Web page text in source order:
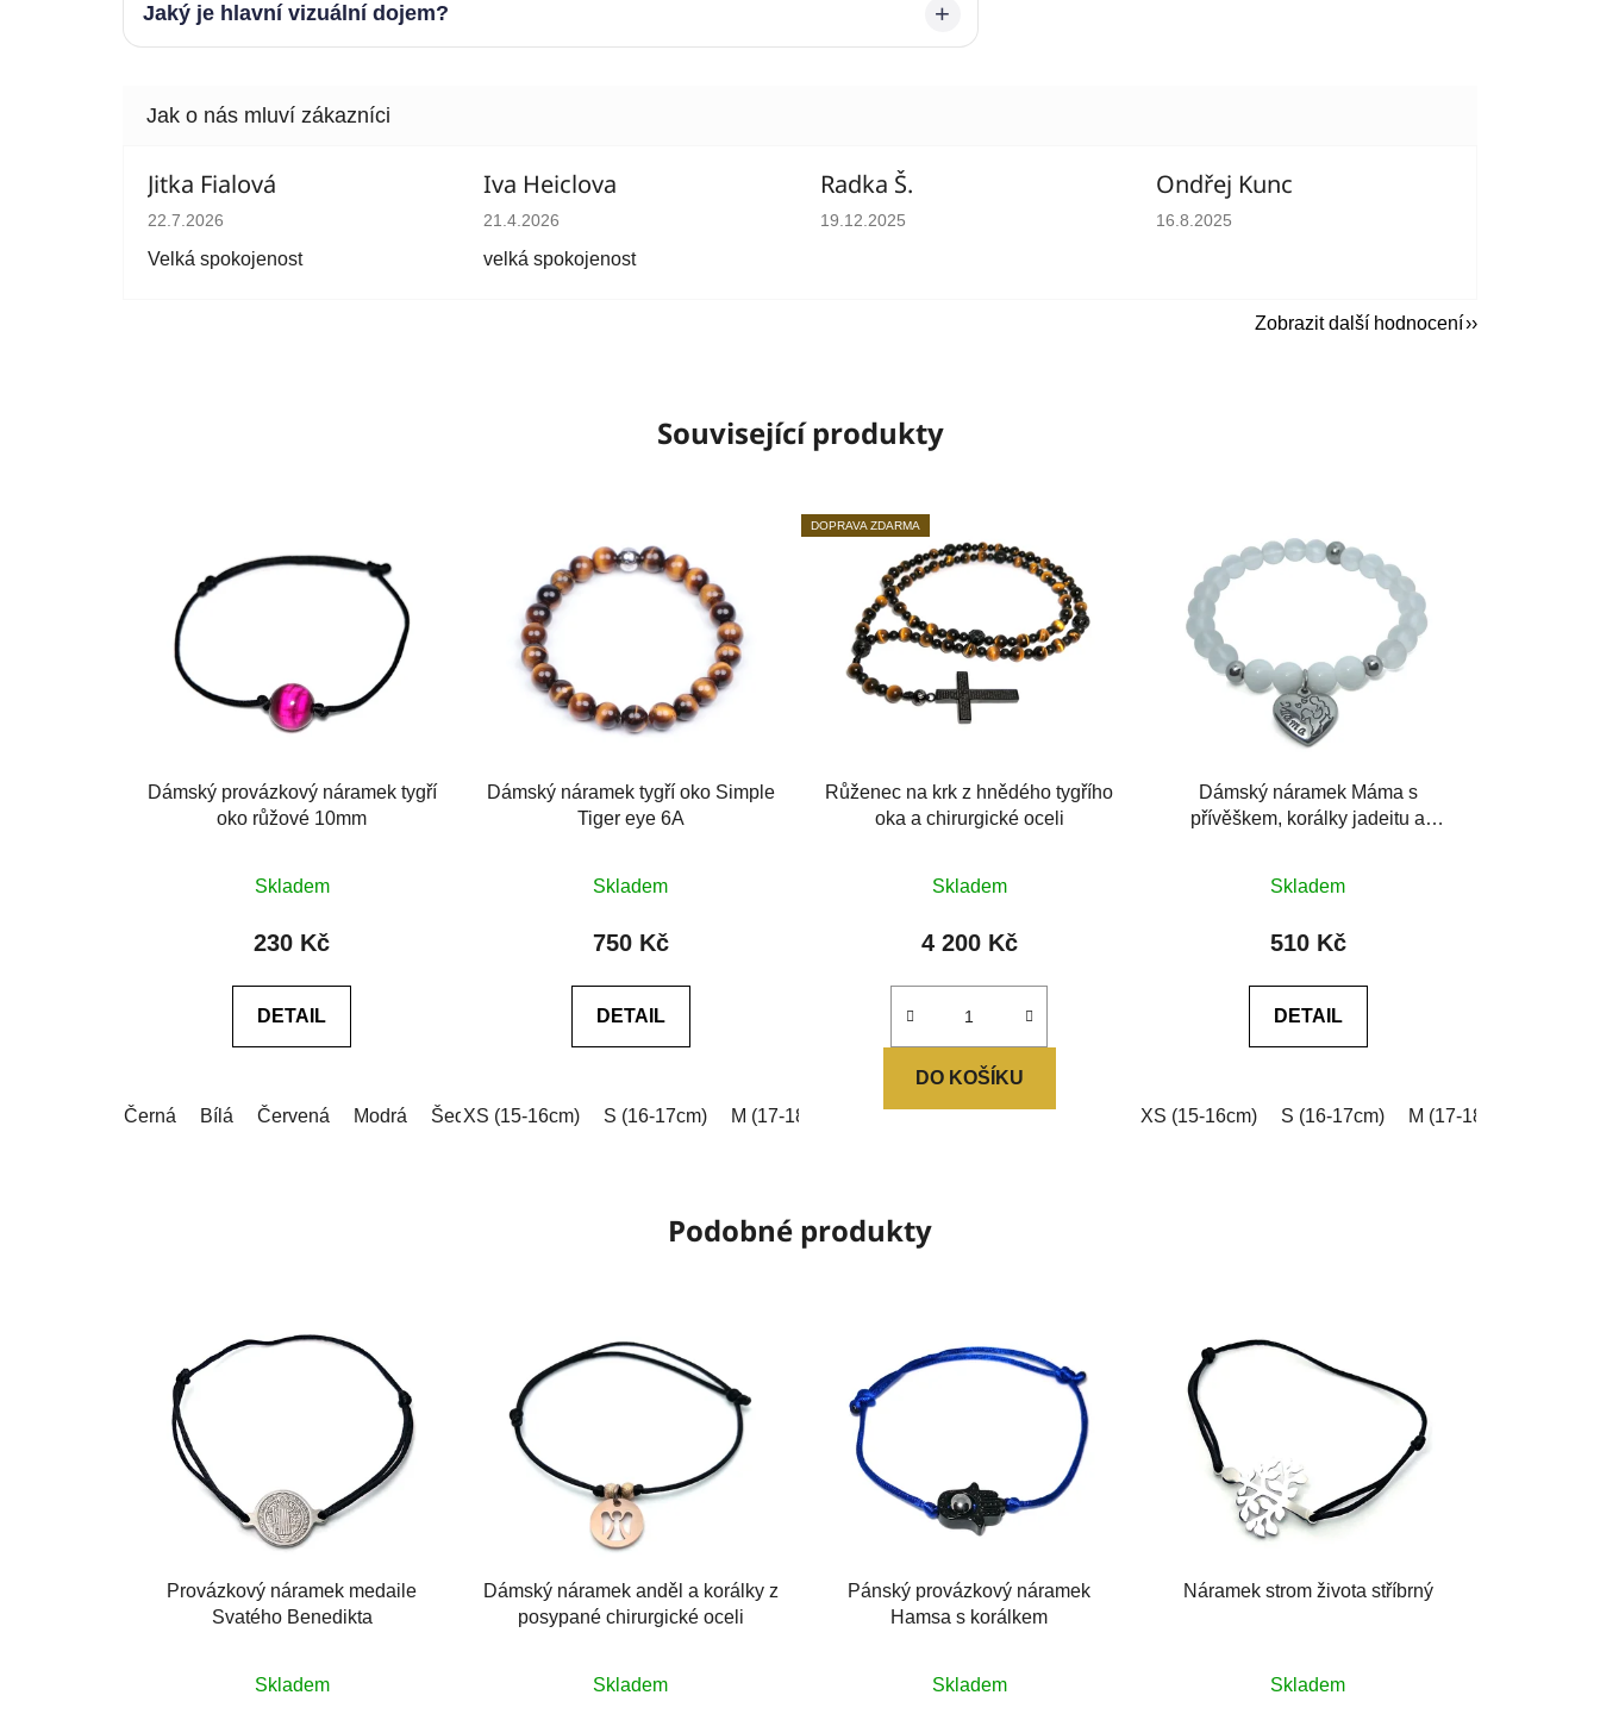
Jaký je hlavní vizuální dojem?
Jitka Fialová
Hodnocení obchodu je 5 z 5 hvězdiček.
22.7.2026
Velká spokojenost
Iva Heiclova
Hodnocení obchodu je 5 z 5 hvězdiček.
21.4.2026
velká spokojenost
Radka Š.
Hodnocení obchodu je 5 z 5 hvězdiček.
19.12.2025
Ondřej Kunc
Hodnocení obchodu je 5 z 5 hvězdiček.
16.8.2025
Zobrazit další hodnocení
Související produkty
Dámský provázkový náramek tygří
oko růžové 10mm
hodnocení
produktu
z
Skladem
230 Kč
DETAIL
Černá Bílá Červená Modrá Šedá Růžová Zelená Stříbrná
Dámský náramek tygří oko Simple
Tiger eye 6A
hodnocení
produktu
z
Skladem
750 Kč
DETAIL
XS (15-16cm) S (16-17cm) M (17-18cm) XXL (20-21cm) Na míru (vyplňte do poznámky v
DOPRAVA ZDARMA
Růženec na krk z hnědého tygřího
oka a chirurgické oceli
hodnocení
produktu
z
Skladem
4 200 Kč
DO KOŠÍKU
Dámský náramek Máma s
přívěškem, korálky jadeitu a
hodnocení
produktu
z
Skladem
510 Kč
DETAIL
XS (15-16cm) S (16-17cm) M (17-18cm)
Podobné produkty
Provázkový náramek medaile
Svatého Benedikta
hodnocení
Skladem
Dámský náramek anděl a korálky z
posypané chirurgické oceli
Skladem
Pánský provázkový náramek
Hamsa s korálkem
Skladem
Náramek strom života stříbrný
Skladem